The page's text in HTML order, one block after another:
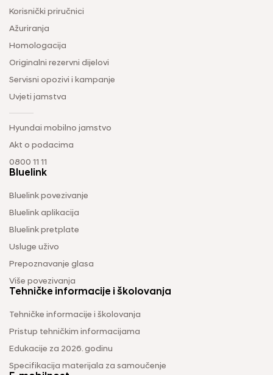
Korisnički priručnici
Ažuriranja
Homologacija
Originalni rezervni dijelovi
Servisni opozivi i kampanje
Uvjeti jamstva
Hyundai mobilno jamstvo
Akt o podacima
0800 11 11
Bluelink
Bluelink povezivanje
Bluelink aplikacija
Bluelink pretplate
Usluge uživo
Prepoznavanje glasa
Više povezivanja
Tehničke informacije i školovanja
Tehničke informacije i školovanja
Pristup tehničkim informacijama
Edukacije za 2026. godinu
Specifikacija materijala za samoučenje